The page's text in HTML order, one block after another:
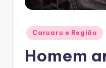
Posted
in
Caruaru e Região
Homem